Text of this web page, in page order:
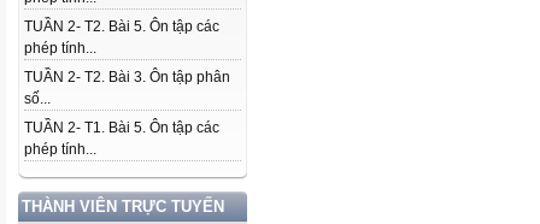
TUẦN 2- T2. Bài 5. Ôn tập các
phép tính...
TUẦN 2- T2. Bài 3. Ôn tập phân
số...
TUẦN 2- T1. Bài 5. Ôn tập các
phép tính...
THÀNH VIÊN TRỰC TUYẾN